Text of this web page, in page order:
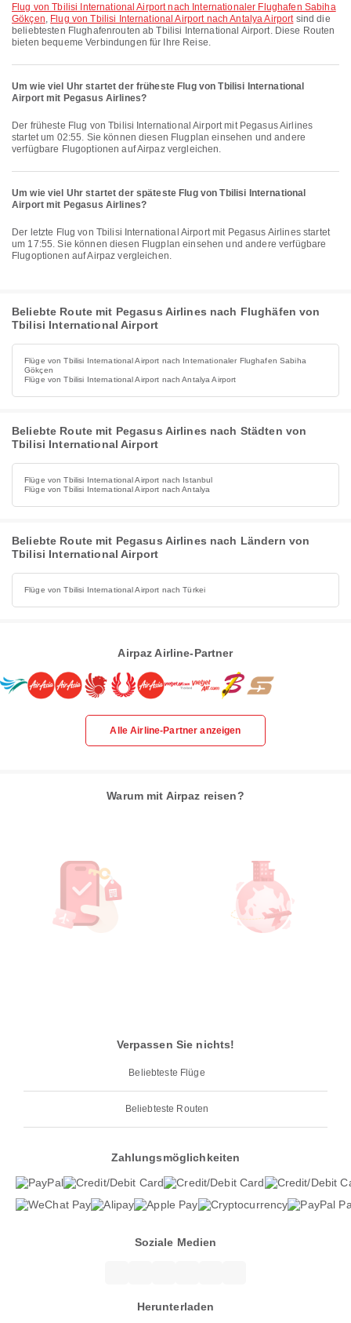
Flug von Tbilisi International Airport nach Internationaler Flughafen Sabiha
Gökçen, Flug von Tbilisi International Airport nach Antalya Airportsind die
beliebtesten Flughafenrouten ab Tbilisi International Airport. Diese Routen
bieten bequeme Verbindungen für Ihre Reise.
Um wie viel Uhr startet der früheste Flug von Tbilisi International
Airport mit Pegasus Airlines?
Der früheste Flug von Tbilisi International Airport mit Pegasus Airlines
startet um 02:55. Sie können diesen Flugplan einsehen und andere
verfügbare Flugoptionen auf Airpaz vergleichen.
Um wie viel Uhr startet der späteste Flug von Tbilisi International
Airport mit Pegasus Airlines?
Der letzte Flug von Tbilisi International Airport mit Pegasus Airlines startet
um 17:55. Sie können diesen Flugplan einsehen und andere verfügbare
Flugoptionen auf Airpaz vergleichen.
Beliebte Route mit Pegasus Airlines nach Flughäfen von
Tbilisi International Airport
Flüge von Tbilisi International Airport nach Internationaler Flughafen Sabiha
Gökçen
Flüge von Tbilisi International Airport nach Antalya Airport
Beliebte Route mit Pegasus Airlines nach Städten von
Tbilisi International Airport
Flüge von Tbilisi International Airport nach Istanbul
Flüge von Tbilisi International Airport nach Antalya
Beliebte Route mit Pegasus Airlines nach Ländern von
Tbilisi International Airport
Flüge von Tbilisi International Airport nach Türkei
Airpaz Airline-Partner
Alle Airline-Partner anzeigen
Warum mit Airpaz reisen?
Verpassen Sie nichts!
Beliebteste Flüge
Beliebteste Routen
Zahlungsmöglichkeiten
Soziale Medien
Herunterladen